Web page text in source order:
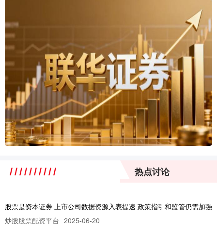
热点讨论
股票是资本证券 上市公司数据资源入表提速 政策指引和监管仍需加强
炒股股票配资平台 2025-06-20